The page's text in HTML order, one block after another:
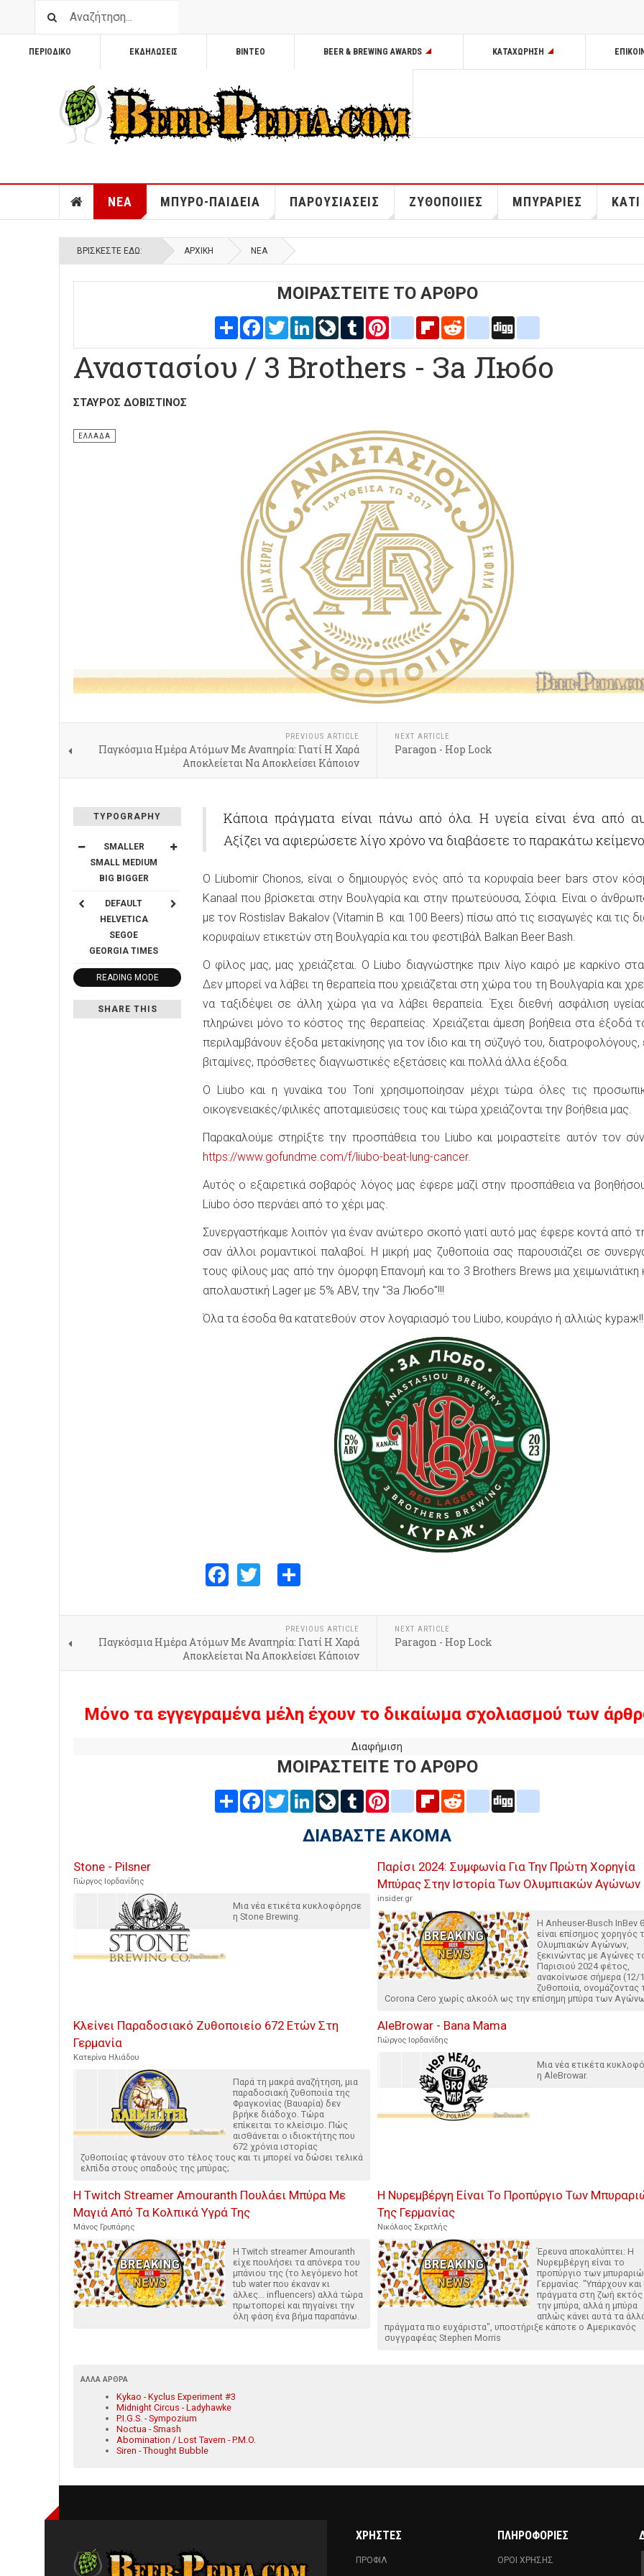
ΠΕΡΙΟΔΙΚΟ ΕΚΔΗΛΩΣΕΙΣ ΒΙΝΤΕΟ BEER & BREWING AWARDS ΚΑΤΑΧΩΡΗΣΗ
ΝΕΑ ΜΠΥΡΟ-ΠΑΙΔΕΙΑ ΠΑΡΟΥΣΙΑΣΕΙΣ ΖΥΘΟΠΟΙΙΕΣ ΜΠΥΡΑΡΙΕΣ
ΒΡΊΣΚΕΣΤΕ ΕΔΏ: ΑΡΧΙΚΉ ΝΕΑ
ΜΟΙΡΑΣΤΕΙΤΕ ΤΟ ΑΡΘΡΟ
Share FacebookTwitterLinkedInLiveJournal
Tumblr Pinterestblogger_post
FlipboardRedditdelicious
Αναστασίου / 3 Brothers - За Любо
ΣΤΑΎΡΟΣ ΔΟΒΙΣΤΙΝΌΣ
ΕΛΛΑΔΑ
PREVIOUS ARTICLE
Παγκόσμια Ημέρα Ατόμων Με Αναπηρία: Γιατί Η Χαρά
Αποκλείεται Να Αποκλείσει Κάποιον
NEXT ARTICLE
Paragon - Hop Lock
TYPOGRAPHY
SMALLER
SMALL MEDIUM
BIG BIGGER
DEFAULT
HELVETICA
SEGOE
GEORGIA TIMES
READING MODE
SHARE THIS
Κάποια πράγματα είναι πάνω από όλα. Η υγεία είναι ένα από
Αξίζει να αφιερώσετε λίγο χρόνο να διαβάσετε το παρακάτω
O Liubomir Chonos, είναι ο δημιουργός ενός από τα κορυφαία beer bars στον
Kanaal που βρίσκεται στην Βουλγαρία και στην πρωτεύουσα, Σόφια. Είναι ο
με τον Rostislav Bakalov (Vitamin B και 100 Beers) πίσω από τις εισαγωγές και τις
κορυφαίων ετικετών στη Βουλγαρία και του φεστιβάλ Balkan Beer Bash.
Ο φίλος μας, μας χρειάζεται. Ο Liubo διαγνώστηκε πριν λίγο καιρό με καρκίνο
Δεν μπορεί να λάβει τη θεραπεία που χρειάζεται στη χώρα του τη Βουλγαρία και
να ταξιδέψει σε άλλη χώρα για να λάβει θεραπεία. Έχει διεθνή ασφάλιση
πληρώνει μόνο το κόστος της θεραπείας. Χρειάζεται άμεση βοήθεια στα έξοδά
περιλαμβάνουν έξοδα μετακίνησης για τον ίδιο και τη σύζυγό του, διατροφολόγους,
βιταμίνες, πρόσθετες διαγνωστικές εξετάσεις και πολλά άλλα έξοδα.
Ο Liubo και η γυναίκα του Toni χρησιμοποίησαν μέχρι τώρα όλες τις
οικογενειακές/φιλικές αποταμιεύσεις τους και τώρα χρειάζονται την βοήθεια μας.
Παρακαλούμε στηρίξτε την προσπάθεια του Liubo και μοιραστείτε αυτόν τον
https://www.gofundme.com/f/liubo-beat-lung-cancer.
Αυτός ο εξαιρετικά σοβαρός λόγος μας έφερε μαζί στην προσπάθεια να
Liubo όσο περνάει από το χέρι μας.
Συνεργαστήκαμε λοιπόν για έναν ανώτερο σκοπό γιατί αυτό μας έφερε κοντά από
σαν άλλοι ρομαντικοί παλαβοί. Η μικρή μας ζυθοποιία σας παρουσιάζει σε
τους φίλους μας από την όμορφη Επανομή και το 3 Brothers Brews μια χειμωνιάτικη
απολαυστική Lager με 5% ABV, την "За Любо"!!!
Όλα τα έσοδα θα κατατεθούν στον λογαριασμό του Liubo, κουράγιο ή αλλιώς
Facebook
Twitter
PREVIOUS ARTICLE
Παγκόσμια Ημέρα Ατόμων Με Αναπηρία: Γιατί Η Χαρά
Αποκλείεται Να Αποκλείσει Κάποιον
NEXT ARTICLE
Paragon - Hop Lock
Μόνο τα εγγεγραμένα μέλη έχουν το δικαίωμα σχολιασμού των
Διαφήμιση
ΜΟΙΡΑΣΤΕΙΤΕ ΤΟ ΑΡΘΡΟ
Share FacebookTwitterLinkedInLiveJournal
Tumblr Pinterestblogger_post
FlipboardRedditdelicious
ΔΙΑΒΑΣΤΕ ΑΚΟΜΑ
Stone - Pilsner
Γιώργος Ιορδανίδης
Μια νέα ετικέτα κυκλοφόρησε
η Stone Brewing.
Παρίσι 2024: Συμφωνία Για Την Πρώτη Χορηγία
Μπύρας Στην Ιστορία Των Ολυμπιακών Αγώνων
insider.gr
Η Anheuser-Busch InBev
είναι επίσημος χορηγός
Ολυμπιακών Αγώνων,
ξεκινώντας με Αγώνες
Παρισιού 2024 φέτος,
ανακοίνωσε σήμερα (12/
ζυθοποιία, ονομάζοντας
Corona Cero χωρίς αλκοόλ ως την επίσημη μπύρα των
Κλείνει Παραδοσιακό Ζυθοποιείο 672 Ετών Στη
Γερμανία
Κατερίνα Ηλιάδου
Παρά τη μακρά αναζήτηση, μια
παραδοσιακή ζυθοποιία της
Φραγκονίας (Βαυαρία) δεν
βρήκε διάδοχο. Τώρα
επίκειται το κλείσιμο. Πώς
αισθάνεται ο ιδιοκτήτης που
672 χρόνια ιστορίας
ζυθοποιίας φτάνουν στο τέλος τους και τι μπορεί να δώσει τελικά
ελπίδα στους οπαδούς της μπύρας;
AleBrowar - Bana Mama
Γιώργος Ιορδανίδης
Μια νέα ετικέτα
η AleBrowar.
Η Twitch Streamer Amouranth Πουλάει Μπύρα Με
Μαγιά Από Τα Κολπικά Υγρά Της
Μάνος Γρυπάρης
Η Twitch streamer Amouranth
είχε πουλήσει τα απόνερα του
μπάνιου της (το λεγόμενο hot
tub water που έκαναν κι
άλλες... influencers) αλλά τώρα
πρωτοπορεί και πηγαίνει την
όλη φάση ένα βήμα παραπάνω.
Η Νυρεμβέργη Είναι Το Προπύργιο Των
Της Γερμανίας
Νικόλαος Σκριτλής
Έρευνα αποκαλύπτει: Η
Νυρεμβέργη είναι το
προπύργιο των
Γερμανίας. "Υπάρχουν
πράγματα στη ζωή
την μπύρα, αλλά η μπύρα
απλώς κάνει αυτά τα
πράγματα πιο ευχάριστα", υποστήριξε κάποτε ο Αμερικανός
συγγραφέας Stephen Morris
ΆΛΛΑ ΆΡΘΡΑ
Kykao - Kyclus Experiment #3
Midnight Circus - Ladyhawke
P.I.G.S. - Sympozium
Noctua - Smash
Abomination / Lost Tavern - P.M.O.
Siren - Thought Bubble
ΧΡΗΣΤΕΣ
ΠΡΟΦΙΛ
ΠΛΗΡΟΦΟΡΙΕΣ
ΟΡΟΙ ΧΡΗΣΗΣ